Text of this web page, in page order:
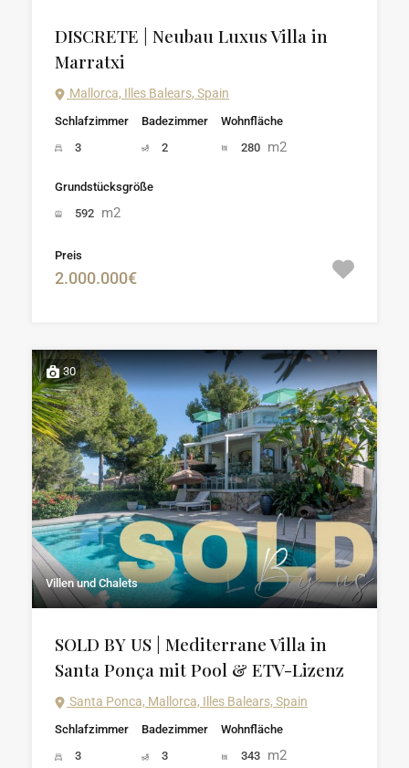
DISCRETE | Neubau Luxus Villa in
Marratxi
Mallorca, Illes Balears, Spain
Schlafzimmer
3
Badezimmer
2
Wohnfläche
280 m2
Grundstücksgröße
592 m2
Preis
2.000.000€
30
Villen und Chalets
SOLD BY US | Mediterrane Villa in
Santa Ponça mit Pool & ETV-Lizenz
Santa Ponca, Mallorca, Illes Balears, Spain
Schlafzimmer
3
Badezimmer
3
Wohnfläche
343 m2